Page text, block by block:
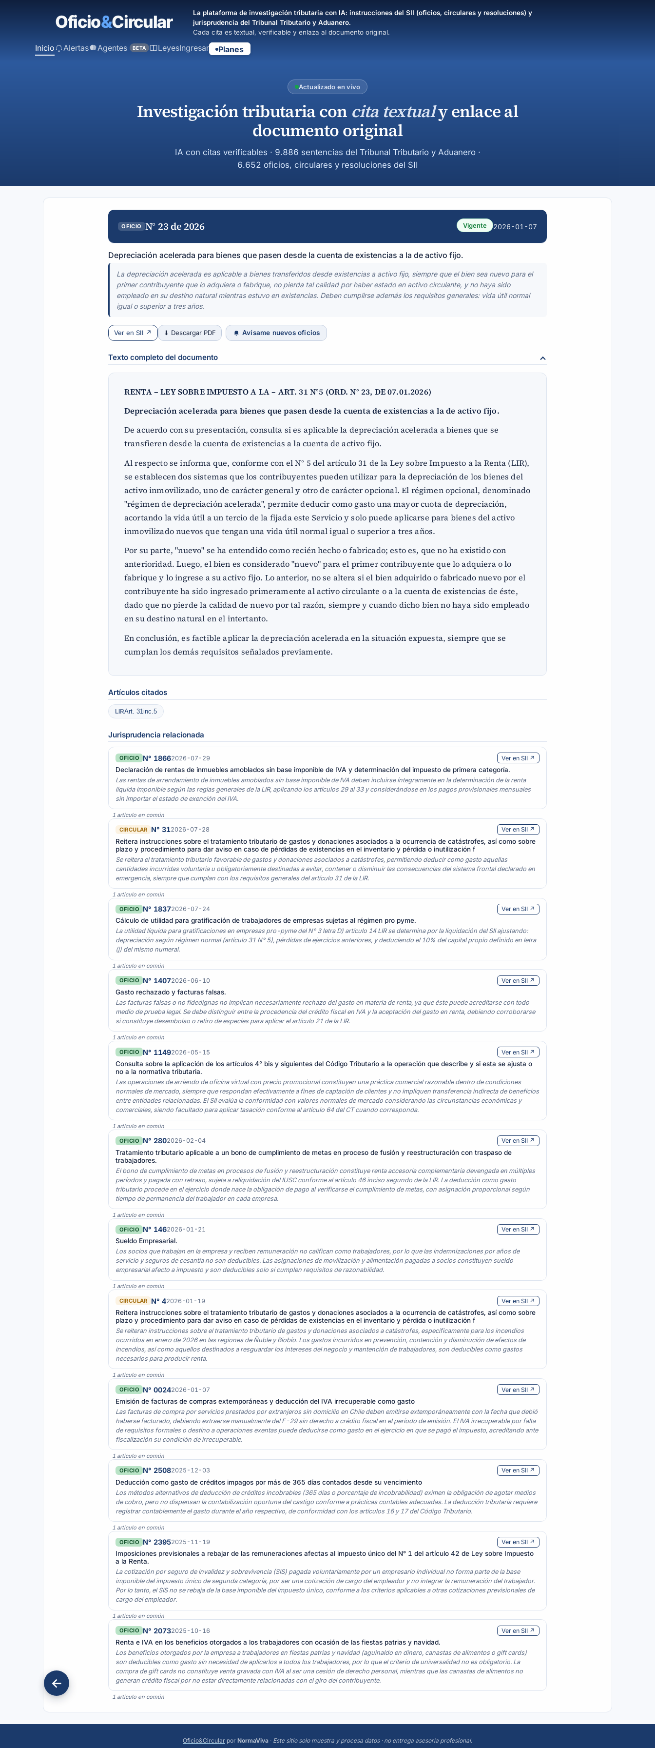
La plataforma de investigación tributaria con IA: instrucciones del SII (oficios, circulares y resoluciones) y
jurisprudencia del Tribunal Tributario y Aduanero.
Cada cita es textual, verificable y enlaza al documento original.
Inicio Ingresar Planes
Alertas Agentes BETA Leyes
Actualizado en vivo
Investigación tributaria con cita textualy enlace al
documento original
IA con citas verificables · 9.886 sentencias del Tribunal Tributario y Aduanero ·
6.652 oficios, circulares y resoluciones del SII
OFICIO N° 23 de 2026 Vigente 2026-01-07
Depreciación acelerada para bienes que pasen desde la cuenta de existencias a la de activo fijo.
La depreciación acelerada es aplicable a bienes transferidos desde existencias a activo fijo, siempre que el bien sea nuevo para el
primer contribuyente que lo adquiera o fabrique, no pierda tal calidad por haber estado en activo circulante, y no haya sido
empleado en su destino natural mientras estuvo en existencias. Deben cumplirse además los requisitos generales: vida útil normal
igual o superior a tres años.
Ver en SII ↗ ⬇ Descargar PDF Avísame nuevos oficios
Texto completo del documento
RENTA – LEY SOBRE IMPUESTO A LA – ART. 31 N°5 (ORD. N° 23, DE 07.01.2026)
Depreciación acelerada para bienes que pasen desde la cuenta de existencias a la de activo fijo.
De acuerdo con su presentación, consulta si es aplicable la depreciación acelerada a bienes que se
transfieren desde la cuenta de existencias a la cuenta de activo fijo.
Al respecto se informa que, conforme con el N° 5 del artículo 31 de la Ley sobre Impuesto a la Renta (LIR),
se establecen dos sistemas que los contribuyentes pueden utilizar para la depreciación de los bienes del
activo inmovilizado, uno de carácter general y otro de carácter opcional. El régimen opcional, denominado
"régimen de depreciación acelerada", permite deducir como gasto una mayor cuota de depreciación,
acortando la vida útil a un tercio de la fijada este Servicio y solo puede aplicarse para bienes del activo
inmovilizado nuevos que tengan una vida útil normal igual o superior a tres años.
Por su parte, "nuevo" se ha entendido como recién hecho o fabricado; esto es, que no ha existido con
anterioridad. Luego, el bien es considerado "nuevo" para el primer contribuyente que lo adquiera o lo
fabrique y lo ingrese a su activo fijo. Lo anterior, no se altera si el bien adquirido o fabricado nuevo por el
contribuyente ha sido ingresado primeramente al activo circulante o a la cuenta de existencias de éste,
dado que no pierde la calidad de nuevo por tal razón, siempre y cuando dicho bien no haya sido empleado
en su destino natural en el intertanto.
En conclusión, es factible aplicar la depreciación acelerada en la situación expuesta, siempre que se
cumplan los demás requisitos señalados previamente.
Artículos citados
LIRArt. 31inc.5
Jurisprudencia relacionada
OFICIO N° 18662026-07-29 Ver en SII ↗
Declaración de rentas de inmuebles amoblados sin base imponible de IVA y determinación del impuesto de primera categoría.
Las rentas de arrendamiento de inmuebles amoblados sin base imponible de IVA deben incluirse íntegramente en la determinación de la renta
líquida imponible según las reglas generales de la LIR, aplicando los artículos 29 al 33 y considerándose en los pagos provisionales mensuales
sin importar el estado de exención del IVA.
1 artículo en común
CIRCULAR N° 312026-07-28 Ver en SII ↗
Reitera instrucciones sobre el tratamiento tributario de gastos y donaciones asociados a la ocurrencia de catástrofes, así como sobre
plazo y procedimiento para dar aviso en caso de pérdidas de existencias en el inventario y pérdida o inutilización f
Se reitera el tratamiento tributario favorable de gastos y donaciones asociados a catástrofes, permitiendo deducir como gasto aquellas
cantidades incurridas voluntaria u obligatoriamente destinadas a evitar, contener o disminuir las consecuencias del sistema frontal declarado en
emergencia, siempre que cumplan con los requisitos generales del artículo 31 de la LIR.
1 artículo en común
OFICIO N° 18372026-07-24 Ver en SII ↗
Cálculo de utilidad para gratificación de trabajadores de empresas sujetas al régimen pro pyme.
La utilidad líquida para gratificaciones en empresas pro-pyme del N° 3 letra D) artículo 14 LIR se determina por la liquidación del SII ajustando:
depreciación según régimen normal (artículo 31 N° 5), pérdidas de ejercicios anteriores, y deduciendo el 10% del capital propio definido en letra
(j) del mismo numeral.
1 artículo en común
OFICIO N° 14072026-06-10 Ver en SII ↗
Gasto rechazado y facturas falsas.
Las facturas falsas o no fidedignas no implican necesariamente rechazo del gasto en materia de renta, ya que éste puede acreditarse con todo
medio de prueba legal. Se debe distinguir entre la procedencia del crédito fiscal en IVA y la aceptación del gasto en renta, debiendo corroborarse
si constituye desembolso o retiro de especies para aplicar el artículo 21 de la LIR.
1 artículo en común
OFICIO N° 11492026-05-15 Ver en SII ↗
Consulta sobre la aplicación de los artículos 4° bis y siguientes del Código Tributario a la operación que describe y si esta se ajusta o
no a la normativa tributaria.
Las operaciones de arriendo de oficina virtual con precio promocional constituyen una práctica comercial razonable dentro de condiciones
normales de mercado, siempre que respondan efectivamente a fines de captación de clientes y no impliquen transferencia indirecta de beneficios
entre entidades relacionadas. El SII evalúa la conformidad con valores normales de mercado considerando las circunstancias económicas y
comerciales, siendo facultado para aplicar tasación conforme al artículo 64 del CT cuando corresponda.
1 artículo en común
OFICIO N° 2802026-02-04 Ver en SII ↗
Tratamiento tributario aplicable a un bono de cumplimiento de metas en proceso de fusión y reestructuración con traspaso de
trabajadores.
El bono de cumplimiento de metas en procesos de fusión y reestructuración constituye renta accesoria complementaria devengada en múltiples
períodos y pagada con retraso, sujeta a reliquidación del IUSC conforme al artículo 46 inciso segundo de la LIR. La deducción como gasto
tributario procede en el ejercicio donde nace la obligación de pago al verificarse el cumplimiento de metas, con asignación proporcional según
tiempo de permanencia del trabajador en cada empresa.
1 artículo en común
OFICIO N° 1462026-01-21 Ver en SII ↗
Sueldo Empresarial.
Los socios que trabajan en la empresa y reciben remuneración no califican como trabajadores, por lo que las indemnizaciones por años de
servicio y seguros de cesantía no son deducibles. Las asignaciones de movilización y alimentación pagadas a socios constituyen sueldo
empresarial afecto a impuesto y son deducibles solo si cumplen requisitos de razonabilidad.
1 artículo en común
CIRCULAR N° 42026-01-19 Ver en SII ↗
Reitera instrucciones sobre el tratamiento tributario de gastos y donaciones asociados a la ocurrencia de catástrofes, así como sobre
plazo y procedimiento para dar aviso en caso de pérdidas de existencias en el inventario y pérdida o inutilización f
Se reiteran instrucciones sobre el tratamiento tributario de gastos y donaciones asociados a catástrofes, específicamente para los incendios
ocurridos en enero de 2026 en las regiones de Ñuble y Biobío. Los gastos incurridos en prevención, contención y disminución de efectos de
incendios, así como aquellos destinados a resguardar los intereses del negocio y mantención de trabajadores, son deducibles como gastos
necesarios para producir renta.
1 artículo en común
OFICIO N° 00242026-01-07 Ver en SII ↗
Emisión de facturas de compras extemporáneas y deducción del IVA irrecuperable como gasto
Las facturas de compra por servicios prestados por extranjeros sin domicilio en Chile deben emitirse extemporáneamente con la fecha que debió
haberse facturado, debiendo extraerse manualmente del F-29 sin derecho a crédito fiscal en el período de emisión. El IVA irrecuperable por falta
de requisitos formales o destino a operaciones exentas puede deducirse como gasto en el ejercicio en que se pagó el impuesto, acreditando ante
fiscalización su condición de irrecuperable.
1 artículo en común
OFICIO N° 25082025-12-03 Ver en SII ↗
Deducción como gasto de créditos impagos por más de 365 días contados desde su vencimiento
Los métodos alternativos de deducción de créditos incobrables (365 días o porcentaje de incobrabilidad) eximen la obligación de agotar medios
de cobro, pero no dispensan la contabilización oportuna del castigo conforme a prácticas contables adecuadas. La deducción tributaria requiere
registrar contablemente el gasto durante el año respectivo, de conformidad con los artículos 16 y 17 del Código Tributario.
1 artículo en común
OFICIO N° 23952025-11-19 Ver en SII ↗
Imposiciones previsionales a rebajar de las remuneraciones afectas al impuesto único del N° 1 del artículo 42 de Ley sobre Impuesto
a la Renta.
La cotización por seguro de invalidez y sobrevivencia (SIS) pagada voluntariamente por un empresario individual no forma parte de la base
imponible del impuesto único de segunda categoría, por ser una cotización de cargo del empleador y no integrar la remuneración del trabajador.
Por lo tanto, el SIS no se rebaja de la base imponible del impuesto único, conforme a los criterios aplicables a otras cotizaciones previsionales de
cargo del empleador.
1 artículo en común
OFICIO N° 20732025-10-16 Ver en SII ↗
Renta e IVA en los beneficios otorgados a los trabajadores con ocasión de las fiestas patrias y navidad.
Los beneficios otorgados por la empresa a trabajadores en fiestas patrias y navidad (aguinaldo en dinero, canastas de alimentos o gift cards)
son deducibles como gasto sin necesidad de aplicarlos a todos los trabajadores, por lo que el criterio de universalidad no es obligatorio. La
compra de gift cards no constituye venta gravada con IVA al ser una cesión de derecho personal, mientras que las canastas de alimentos no
generan crédito fiscal por no estar directamente relacionadas con el giro del contribuyente.
1 artículo en común
Oficio&Circular por NormaViva · Este sitio solo muestra y procesa datos · no entrega asesoría profesional.